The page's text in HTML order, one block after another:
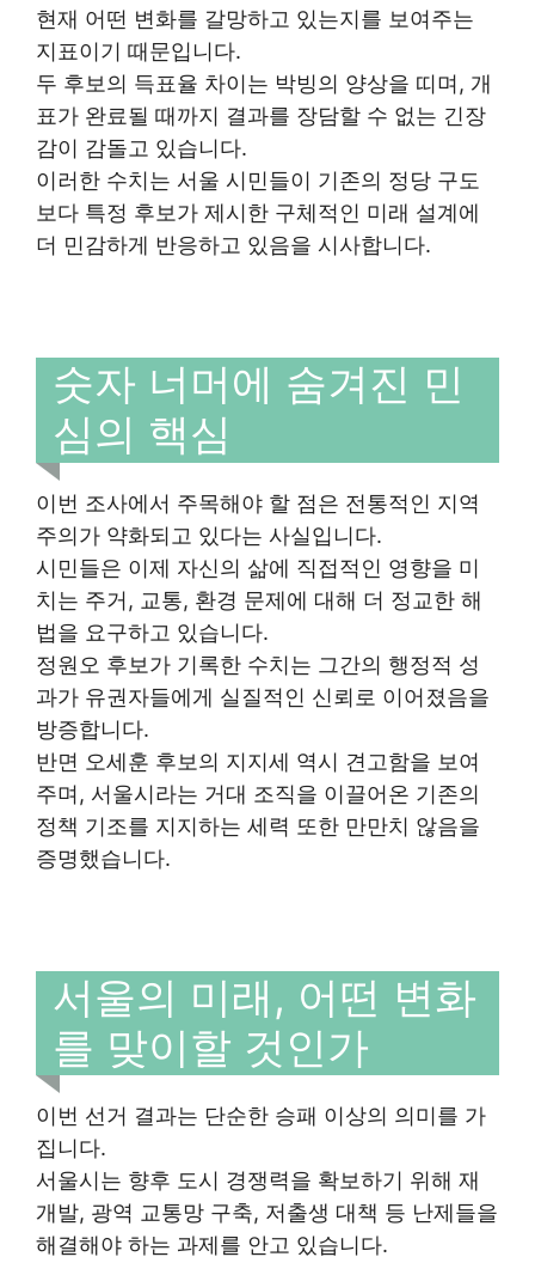
현재 어떤 변화를 갈망하고 있는지를 보여주는
지표이기 때문입니다.
두 후보의 득표율 차이는 박빙의 양상을 띠며, 개
표가 완료될 때까지 결과를 장담할 수 없는 긴장
감이 감돌고 있습니다.
이러한 수치는 서울 시민들이 기존의 정당 구도
보다 특정 후보가 제시한 구체적인 미래 설계에
더 민감하게 반응하고 있음을 시사합니다.
숫자 너머에 숨겨진 민
심의 핵심
이번 조사에서 주목해야 할 점은 전통적인 지역
주의가 약화되고 있다는 사실입니다.
시민들은 이제 자신의 삶에 직접적인 영향을 미
치는 주거, 교통, 환경 문제에 대해 더 정교한 해
법을 요구하고 있습니다.
정원오 후보가 기록한 수치는 그간의 행정적 성
과가 유권자들에게 실질적인 신뢰로 이어졌음을
방증합니다.
반면 오세훈 후보의 지지세 역시 견고함을 보여
주며, 서울시라는 거대 조직을 이끌어온 기존의
정책 기조를 지지하는 세력 또한 만만치 않음을
증명했습니다.
서울의 미래, 어떤 변화
를 맞이할 것인가
이번 선거 결과는 단순한 승패 이상의 의미를 가
집니다.
서울시는 향후 도시 경쟁력을 확보하기 위해 재
개발, 광역 교통망 구축, 저출생 대책 등 난제들을
해결해야 하는 과제를 안고 있습니다.